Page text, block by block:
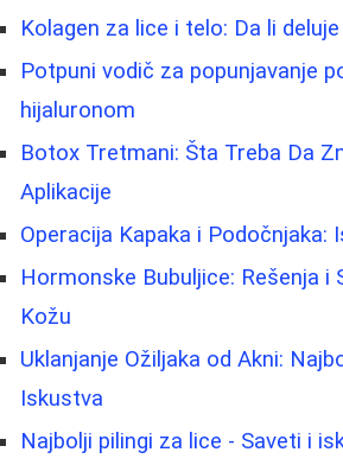
Kolagen za lice i telo: Da li
Potpuni vodič za popunjavanje
hijaluronom
Botox Tretmani: Šta Treba Da
Aplikacije
Operacija Kapaka i Podočnjaka:
Hormonske Bubuljice: Rešenja i
Kožu
Uklanjanje Ožiljaka od Akni:
Iskustva
Najbolji pilingi za lice - Saveti i